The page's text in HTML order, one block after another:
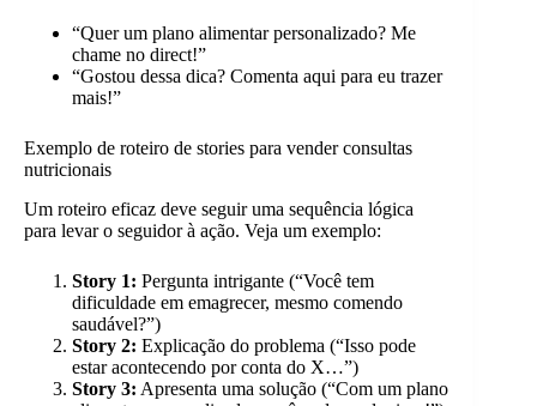
“Quer um plano alimentar personalizado? Me
chame no direct!”
“Gostou dessa dica? Comenta aqui para eu trazer
mais!”
Exemplo de roteiro de stories para vender consultas
nutricionais
Um roteiro eficaz deve seguir uma sequência lógica
para levar o seguidor à ação. Veja um exemplo:
Story 1: Pergunta intrigante (“Você tem
dificuldade em emagrecer, mesmo comendo
saudável?”)
Story 2: Explicação do problema (“Isso pode
estar acontecendo por conta do X…”)
Story 3: Apresenta uma solução (“Com um plano